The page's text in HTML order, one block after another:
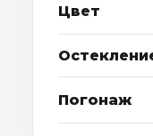
Цвет
Погонаж